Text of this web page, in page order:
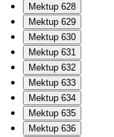
Mektup 628
Mektup 629
Mektup 630
Mektup 631
Mektup 632
Mektup 633
Mektup 634
Mektup 635
Mektup 636